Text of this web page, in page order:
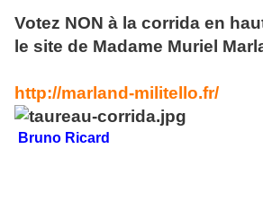
Votez NON à la corrida en
le site de Madame Muriel
http://marland-militello.fr/
Bruno Ricard